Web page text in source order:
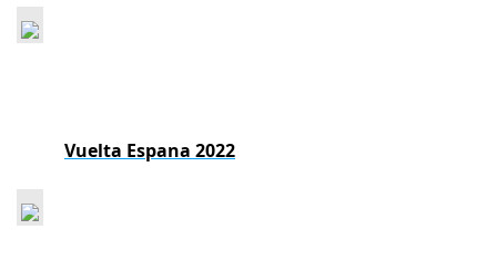
Vuelta Espana 2022